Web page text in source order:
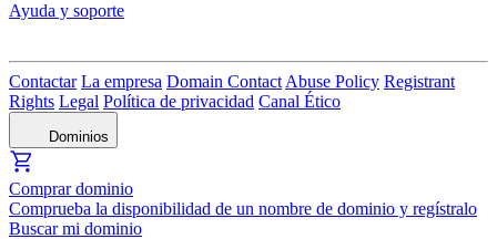
Ayuda y soporte
Contactar La empresa Domain Contact Abuse Policy Registrant
Rights Legal Política de privacidad Canal Ético
Dominios
Comprar dominio
Comprueba la disponibilidad de un nombre de dominio y regístralo
Buscar mi dominio